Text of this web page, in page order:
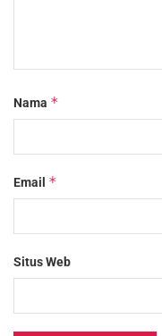
Nama *
Email *
Situs Web